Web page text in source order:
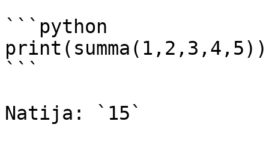
```python
print(summa(1,2,3,4,5))
```
Natija: `15`